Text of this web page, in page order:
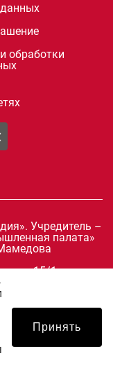
обработки
Учредитель –
палата»
д.15/1
19
по надзору в
и массовых
2019 г.
№ ФС77-76361.
Принять